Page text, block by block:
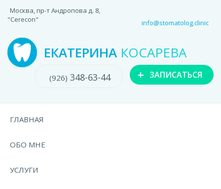
Москва, пр-т Андропова д. 8,
"Cerecon"
info@stomatolog.clinic
ЕКАТЕРИНА КОСАРЕВА
+ ЗАПИСАТЬСЯ
(926) 348-63-44
ГЛАВНАЯ
ОБО МНЕ
УСЛУГИ